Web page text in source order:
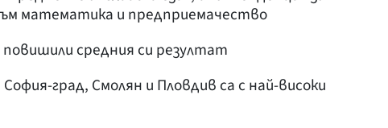
математика и предприемачество
средния си резултат
град, Смолян и Пловдив са с най-високи